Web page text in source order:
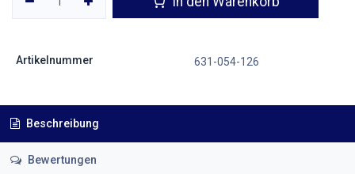
Artikelnummer 631-054-126
Beschreibung
Bewertungen